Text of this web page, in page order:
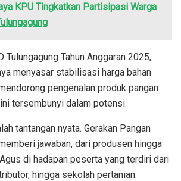
KPU Tingkatkan Partisipasi Warga
Tulungagung Tahun Anggaran 2025,
menyasar stabilisasi harga bahan
pengenalan produk pangan
tersembunyi dalam potensi.
tantangan nyata. Gerakan Pangan
jawaban, dari produsen hingga
di hadapan peserta yang terdiri dari
hingga sekolah pertanian.